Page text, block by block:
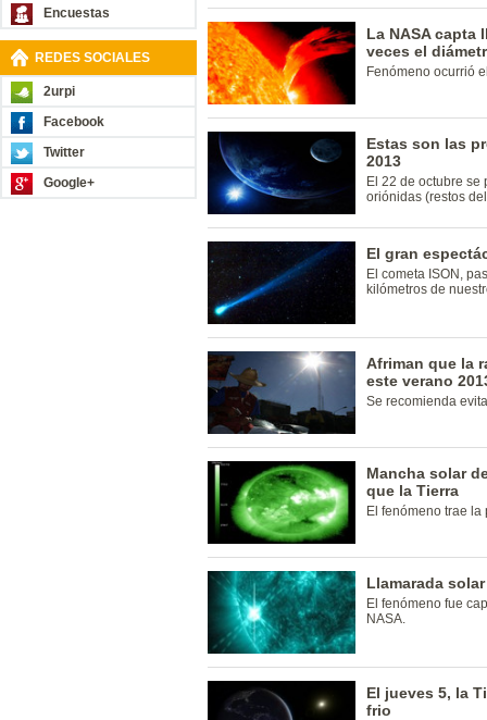
Encuestas
REDES SOCIALES
2urpi
Facebook
Twitter
Google+
La NASA capta
veces el
Fenómeno ocurrió
Estas son las
2013
El 22 de octubre
oriónidas (restos
El gran
El cometa ISON,
kilómetros de
Afriman que la
este verano
Se recomienda
Mancha solar
que la Tierra
El fenómeno trae
Llamarada
El fenómeno fue
NASA.
El jueves 5, la
frio